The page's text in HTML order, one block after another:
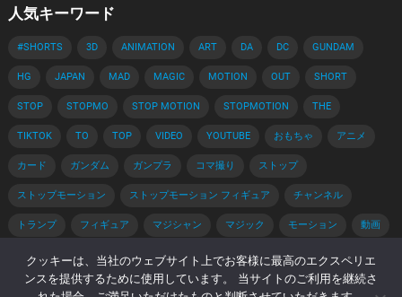
人気キーワード
#SHORTS 3D ANIMATION ART DA DC GUNDAM
HG JAPAN MAD MAGIC MOTION OUT SHORT
STOP STOPMO STOP MOTION STOPMOTION THE
TIKTOK TO TOP VIDEO YOUTUBE おもちゃ アニメ
カード ガンダム ガンプラ コマ撮り ストップ
ストップモーション ストップモーション フィギュア チャンネル
トランプ フィギュア マジシャン マジック モーション 動画
手品 手品 種明かし 種明かし 簡単 解説
クッキーは、当社のウェブサイト上でお客様に最高のエクスペリエ
ンスを提供するために使用しています。 当サイトのご利用を継続さ